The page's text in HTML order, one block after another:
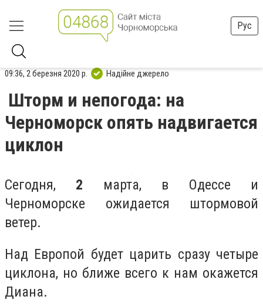
Рус
09:36, 2 березня 2020 р. Надійне джерело
Шторм и непогода: на
Черноморск опять надвигается
циклон
Сегодня, 2 марта, в Одессе и
Черноморске ожидается штормовой
ветер.
Над Европой будет царить сразу четыре
циклона, но ближе всего к нам окажется
Диана.